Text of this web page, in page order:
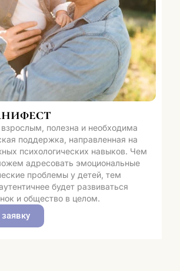
полезна и необходима
поддержка, направленная на
психологических навыков. Чем
адресовать эмоциональные
проблемы у детей, тем
будет развиваться
и общество в целом.